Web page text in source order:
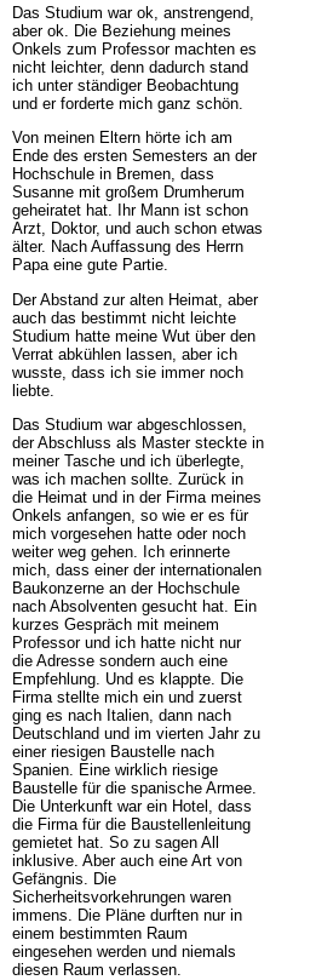
Das Studium war ok, anstrengend,
aber ok. Die Beziehung meines
Onkels zum Professor machten es
nicht leichter, denn dadurch stand
ich unter ständiger Beobachtung
und er forderte mich ganz schön.
Von meinen Eltern hörte ich am
Ende des ersten Semesters an der
Hochschule in Bremen, dass
Susanne mit großem Drumherum
geheiratet hat. Ihr Mann ist schon
Arzt, Doktor, und auch schon etwas
älter. Nach Auffassung des Herrn
Papa eine gute Partie.
Der Abstand zur alten Heimat, aber
auch das bestimmt nicht leichte
Studium hatte meine Wut über den
Verrat abkühlen lassen, aber ich
wusste, dass ich sie immer noch
liebte.
Das Studium war abgeschlossen,
der Abschluss als Master steckte in
meiner Tasche und ich überlegte,
was ich machen sollte. Zurück in
die Heimat und in der Firma meines
Onkels anfangen, so wie er es für
mich vorgesehen hatte oder noch
weiter weg gehen. Ich erinnerte
mich, dass einer der internationalen
Baukonzerne an der Hochschule
nach Absolventen gesucht hat. Ein
kurzes Gespräch mit meinem
Professor und ich hatte nicht nur
die Adresse sondern auch eine
Empfehlung. Und es klappte. Die
Firma stellte mich ein und zuerst
ging es nach Italien, dann nach
Deutschland und im vierten Jahr zu
einer riesigen Baustelle nach
Spanien. Eine wirklich riesige
Baustelle für die spanische Armee.
Die Unterkunft war ein Hotel, dass
die Firma für die Baustellenleitung
gemietet hat. So zu sagen All
inklusive. Aber auch eine Art von
Gefängnis. Die
Sicherheitsvorkehrungen waren
immens. Die Pläne durften nur in
einem bestimmten Raum
eingesehen werden und niemals
diesen Raum verlassen.